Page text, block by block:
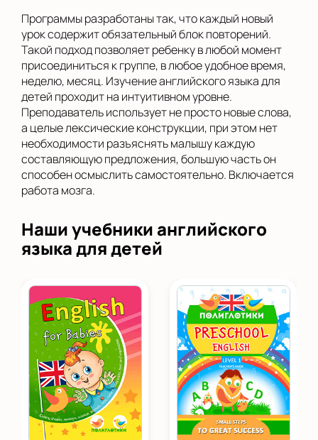
Программы разработаны так, что каждый новый
урок содержит обязательный блок повторений.
Такой подход позволяет ребенку в любой момент
присоединиться к группе, в любое удобное время,
неделю, месяц. Изучение английского языка для
детей проходит на интуитивном уровне.
Преподаватель использует не просто новые слова,
а целые лексические конструкции, при этом нет
необходимости разъяснять малышу каждую
составляющую предложения, большую часть он
способен осмыслить самостоятельно. Включается
работа мозга.
Наши учебники английского
языка для детей